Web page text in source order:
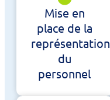
Mise en
place de la
représentation
du
personnel